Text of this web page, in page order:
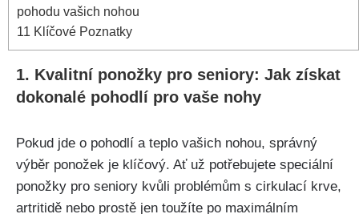
pohodu vašich nohou
11 Klíčové Poznatky
1. Kvalitní ponožky pro seniory: Jak získat
dokonalé pohodlí pro vaše nohy
Pokud jde o pohodlí a teplo vašich nohou, správný
výběr ponožek je klíčový. Ať už potřebujete speciální
ponožky pro seniory kvůli problémům s cirkulací krve,
artritidě nebo prostě jen toužíte po maximálním